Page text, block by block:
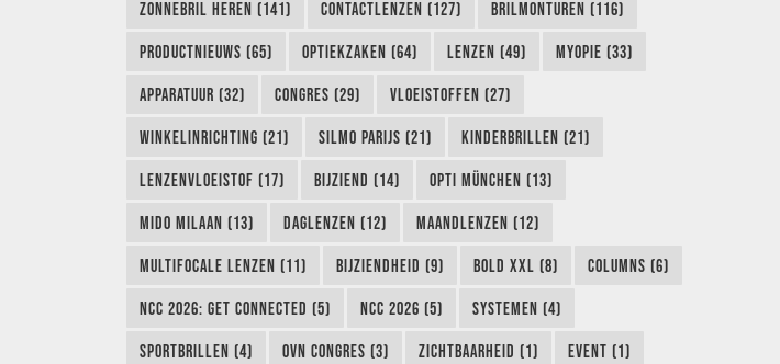
ZONNEBRIL HEREN (141) CONTACTLENZEN (127) BRILMONTUREN (116)
PRODUCTNIEUWS (65) OPTIEKZAKEN (64) LENZEN (49) MYOPIE (33)
APPARATUUR (32) CONGRES (29) VLOEISTOFFEN (27)
WINKELINRICHTING (21) SILMO PARIJS (21) KINDERBRILLEN (21)
LENZENVLOEISTOF (17) BIJZIEND (14) OPTI MÜNCHEN (13)
MIDO MILAAN (13) DAGLENZEN (12) MAANDLENZEN (12)
MULTIFOCALE LENZEN (11) BIJZIENDHEID (9) BOLD XXL (8) COLUMNS (6)
NCC 2026: GET CONNECTED (5) NCC 2026 (5) SYSTEMEN (4)
SPORTBRILLEN (4) OVN CONGRES (3) ZICHTBAARHEID (1) EVENT (1)